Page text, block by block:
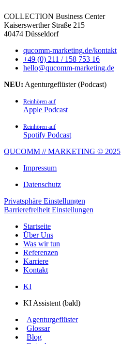
COLLECTION Business Center
Kaiserswerther Straße 215
40474 Düsseldorf
qucomm-marketing.de/kontakt
+49 (0) 211 / 158 753 16
hello@qucomm-marketing.de
NEU: Agenturgeflüster (Podcast)
Reinhören auf
Apple Podcast
Reinhören auf
Spotify Podcast
QUCOMM // MARKETING © 2025
Impressum
Datenschutz
Privatsphäre Einstellungen
Barrierefreiheit Einstellungen
Startseite
Über Uns
Was wir tun
Referenzen
Karriere
Kontakt
KI
KI Assistent (bald)
Agenturgeflüster
Glossar
Blog